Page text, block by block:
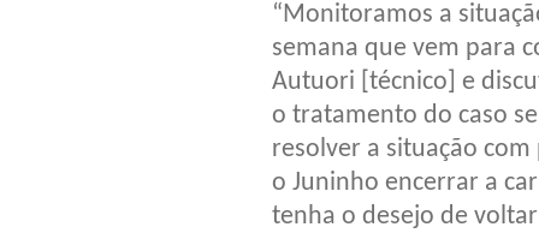
“Monitoramos a
semana que vem para
Autuori [técnico] e
o tratamento do caso
resolver a situação
o Juninho encerrar a
tenha o desejo de